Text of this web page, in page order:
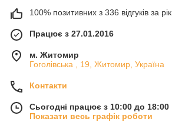
100% позитивних з 336 відгуків за рік
Працює з 27.01.2016
м. Житомир
Гоголівська , 19, Житомир, Україна
Контакти
Сьогодні працює з 10:00 до 18:00
Показати весь графік роботи